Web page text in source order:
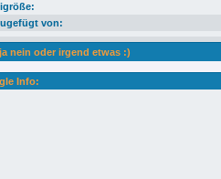
von:
nein oder irgend etwas :)
Info: